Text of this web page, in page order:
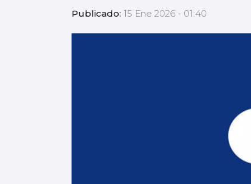
Publicado: 15 Ene 2026 - 01:40